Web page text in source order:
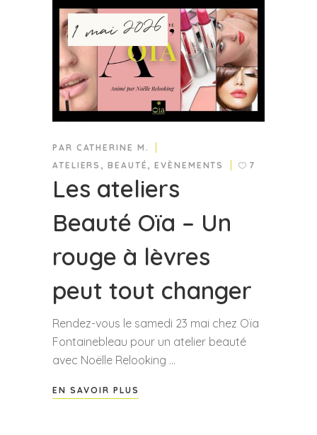
1 mai 2026
PAR CATHERINE M.
ATELIERS ,BEAUTÉ ,EVÈNEMENTS 7
Les ateliers
Beauté Oïa – Un
rouge à lèvres
peut tout changer
Rendez-vous le samedi 23 mai chez Oïa
Fontainebleau pour un atelier beauté
avec Noëlle Relooking
EN SAVOIR PLUS